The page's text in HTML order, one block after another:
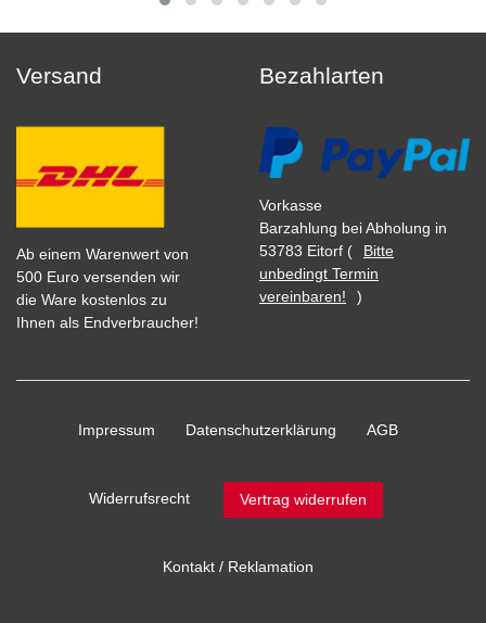
Versand
Ab einem Warenwert von
500 Euro versenden wir
die Ware kostenlos zu
Ihnen als Endverbraucher!
Bezahlarten
Vorkasse
Barzahlung bei Abholung in
53783 Eitorf (
Bitte
unbedingt Termin
vereinbaren!
)
Impressum Daten­schutz­erklärung AGB
Widerrufs­recht Vertrag widerrufen
Kontakt / Reklamation